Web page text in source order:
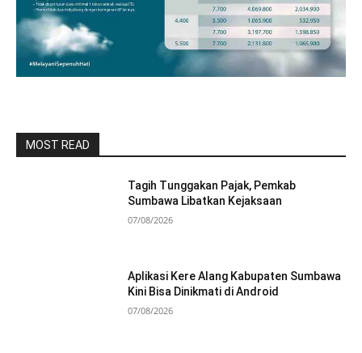
MOST READ
Tagih Tunggakan Pajak, Pemkab
Sumbawa Libatkan Kejaksaan
07/08/2026
Aplikasi Kere Alang Kabupaten Sumbawa
Kini Bisa Dinikmati di Android
07/08/2026